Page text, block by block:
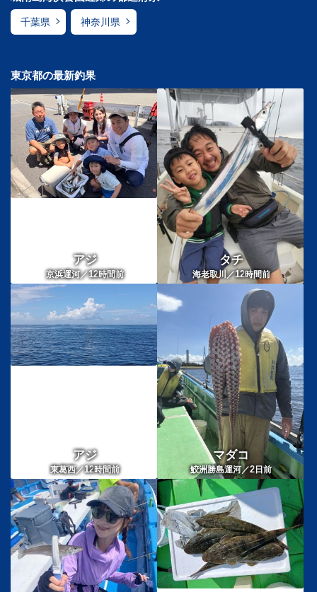
千葉県 神奈川県
東京都の最新釣果
アジ
京浜運河／12時間前
タチ
海老取川／12時間前
アジ
東葛西／12時間前
マダコ
鮫洲勝島運河／2 日前